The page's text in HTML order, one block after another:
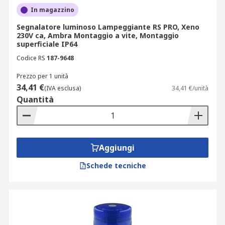
impostare diversi tipi di segnale luminoso
(fisso, lampeggiante, rotante);
vari effetti luce: flash, stroboscopico,
segnalazioni specifiche, come i
lampeggianti blu per veicoli di emergenza;
alimentazione compatibile con diversi
sistemi elettrici;
adatti per uso interno ed esterno, resistenti
agli agenti atmosferici.
Per una soluzione combinata con avvisi acustici,
Applicazioni consigliate
In magazzino
Segnalatore luminoso Lampeggiante RS PRO, Xeno
230V ca, Ambra Montaggio a vite, Montaggio
superficiale IP64
Codice RS 187-9648
Prezzo per 1 unità
34,41 €(IVA esclusa) 34,41 €/unità
Quantità
Aggiungi
Schede tecniche